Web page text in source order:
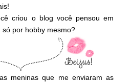
criou o blog você pensou em
por hobby mesmo?
meninas que me enviaram as